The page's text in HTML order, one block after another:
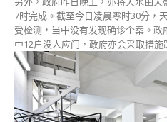
7时完成。截至今日凌晨零时30分，
受检测，当中没有发现确诊个案。
中12户没人应门，政府亦会采取措施